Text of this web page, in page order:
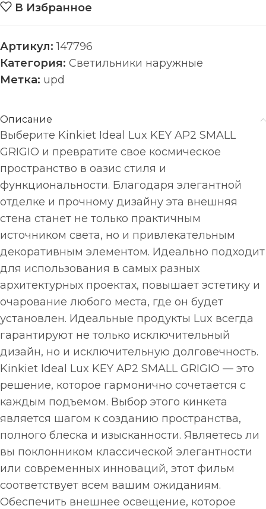
В Избранное
Артикул:147796
Категория: Светильники наружные
Метка: upd
Описание
Выберите Kinkiet Ideal Lux KEY AP2 SMALL
GRIGIO и превратите свое космическое
пространство в оазис стиля и
функциональности. Благодаря элегантной
отделке и прочному дизайну эта внешняя
стена станет не только практичным
источником света, но и привлекательным
декоративным элементом. Идеально подходит
для использования в самых разных
архитектурных проектах, повышает эстетику и
очарование любого места, где он будет
установлен. Идеальные продукты Lux всегда
гарантируют не только исключительный
дизайн, но и исключительную долговечность.
Kinkiet Ideal Lux KEY AP2 SMALL GRIGIO — это
решение, которое гармонично сочетается с
каждым подъемом. Выбор этого кинкета
является шагом к созданию пространства,
полного блеска и изысканности. Являетесь ли
вы поклонником классической элегантности
или современных инноваций, этот фильм
соответствует всем вашим ожиданиям.
Обеспечить внешнее освещение, которое